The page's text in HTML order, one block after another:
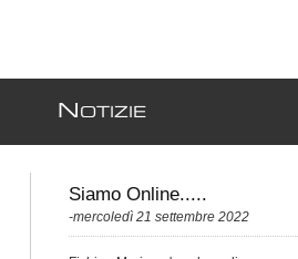
N OTIZIE
Siamo Online.....
-mercoledì 21 settembre 2022